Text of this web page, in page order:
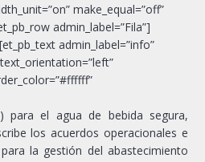
make_equal=”off”
admin_label=”Fila”]
admin_label=”info”
para el agua de bebida segura,
los acuerdos operacionales e
la gestión del abastecimiento